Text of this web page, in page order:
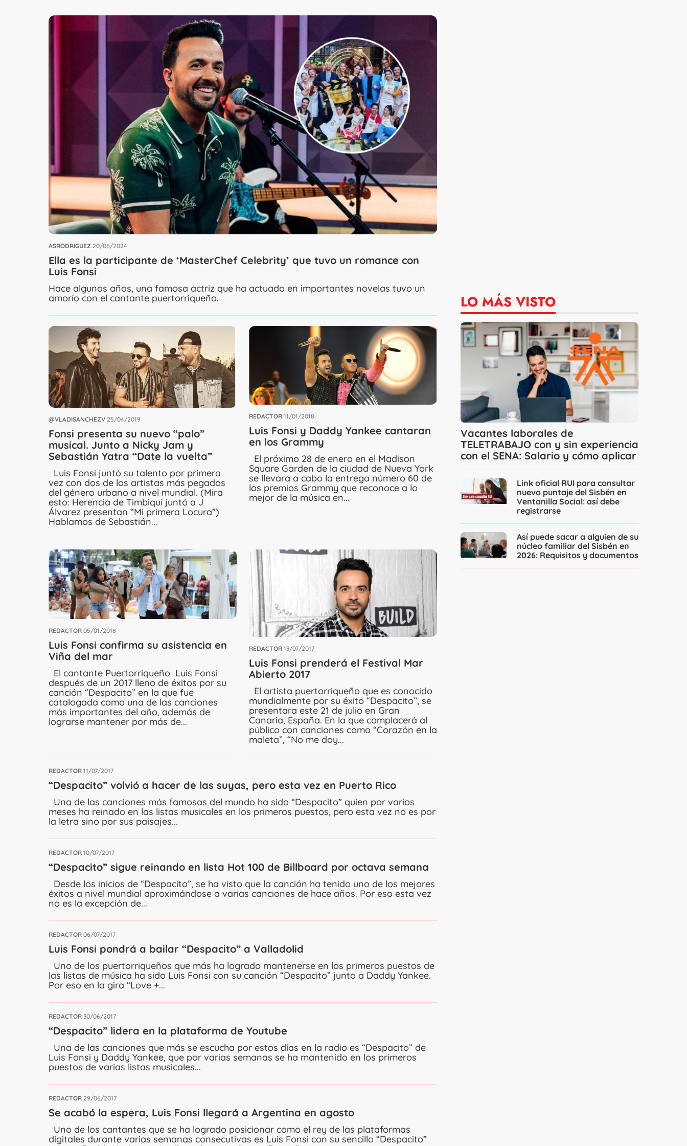
ASRODRIGUEZ 20/06/2024
Ella es la participante de ‘MasterChef Celebrity’ que tuvo un romance con
Luis Fonsi
Hace algunos años, una famosa actriz que ha actuado en importantes novelas tuvo un
amorío con el cantante puertorriqueño.
@VLADISANCHEZV 25/04/2019
Fonsi presenta su nuevo “palo”
musical. Junto a Nicky Jam y
Sebastián Yatra “Date la vuelta”
Luis Fonsi juntó su talento por primera
vez con dos de los artistas más pegados
del género urbano a nivel mundial. (Mira
esto: Herencia de Timbiquí juntó a J
Álvarez presentan “Mi primera Locura”)
Hablamos de Sebastián...
REDACTOR 11/01/2018
Luis Fonsi y Daddy Yankee cantaran
en los Grammy
El próximo 28 de enero en el Madison
Square Garden de la ciudad de Nueva York
se llevara a cabo la entrega número 60 de
los premios Grammy que reconoce a lo
mejor de la música en...
REDACTOR 05/01/2018
Luis Fonsi confirma su asistencia en
Viña del mar
El cantante Puertorriqueño Luis Fonsi
después de un 2017 lleno de éxitos por su
canción “Despacito” en la que fue
catalogada como una de las canciones
más importantes del año, además de
lograrse mantener por más de...
REDACTOR 13/07/2017
Luis Fonsi prenderá el Festival Mar
Abierto 2017
El artista puertorriqueño que es conocido
mundialmente por su éxito “Despacito”, se
presentara este 21 de julio en Gran
Canaria, España. En la que complacerá al
público con canciones como “Corazón en la
maleta”, “No me doy...
REDACTOR 11/07/2017
“Despacito” volvió a hacer de las suyas, pero esta vez en Puerto Rico
Una de las canciones más famosas del mundo ha sido “Despacito” quien por varios
meses ha reinado en las listas musicales en los primeros puestos, pero esta vez no es por
la letra sino por sus paisajes...
REDACTOR 10/07/2017
“Despacito” sigue reinando en lista Hot 100 de Billboard por octava semana
Desde los inicios de “Despacito”, se ha visto que la canción ha tenido uno de los mejores
éxitos a nivel mundial aproximándose a varias canciones de hace años. Por eso esta vez
no es la excepción de...
REDACTOR 06/07/2017
Luis Fonsi pondrá a bailar “Despacito” a Valladolid
Uno de los puertorriqueños que más ha logrado mantenerse en los primeros puestos de
las listas de música ha sido Luis Fonsi con su canción “Despacito” junto a Daddy Yankee.
Por eso en la gira “Love +...
REDACTOR 30/06/2017
“Despacito” lidera en la plataforma de Youtube
Una de las canciones que más se escucha por estos días en la radio es “Despacito” de
Luis Fonsi y Daddy Yankee, que por varias semanas se ha mantenido en los primeros
puestos de varias listas musicales...
REDACTOR 29/06/2017
Se acabó la espera, Luis Fonsi llegará a Argentina en agosto
Uno de los cantantes que se ha logrado posicionar como el rey de las plataformas
digitales durante varias semanas consecutivas es Luis Fonsi con su sencillo “Despacito”
LO MÁS VISTO
Vacantes laborales de
TELETRABAJO con y sin experiencia
con el SENA: Salario y cómo aplicar
Link oficial RUI para consultar
nuevo puntaje del Sisbén en
Ventanilla Social: así debe
registrarse
Así puede sacar a alguien de su
núcleo familiar del Sisbén en
2026: Requisitos y documentos